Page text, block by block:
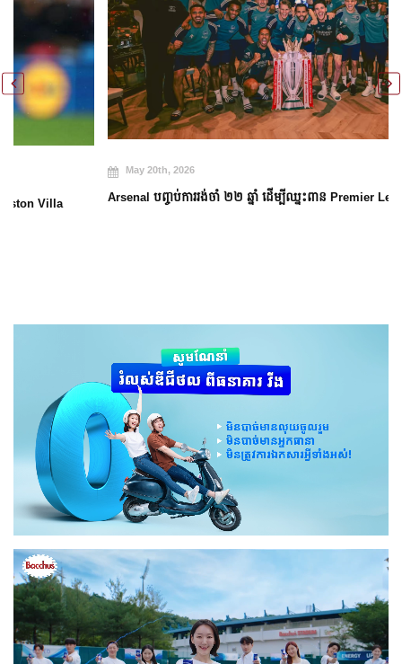
Arsenal បញ្ចប់ការរង់ចាំ ២២ ឆ្នាំ ដើម្បីឈ្នះពាន Premier League